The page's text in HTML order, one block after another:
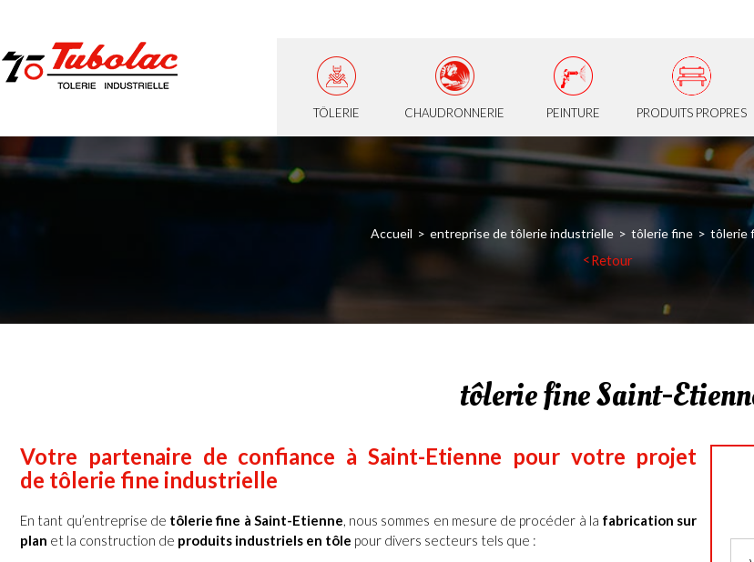
TÔLERIE CHAUDRONNERIE PEINTURE PRODUITS PROPRES
Accueil entreprise de tôlerie industrielle tôlerie fine
tôlerie
Retour
tôlerie fine Saint-
Votre partenaire de confiance à Saint-Etienne pour votre projet
de tôlerie fine industrielle
En tant qu’entreprise de tôlerie fine à Saint-Etienne, nous sommes en mesure de procéder à la fabrication sur
plan et la construction de produits industriels en tôle pour divers secteurs tels que :